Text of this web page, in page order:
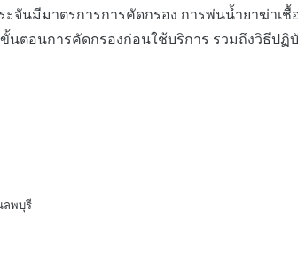
มาตรการการคัดกรอง การพ่นน้ำยาฆ่าเชื้อ
ตอนการคัดกรองก่อนใช้บริการ รวมถึงวิธีป
ลพบุรี